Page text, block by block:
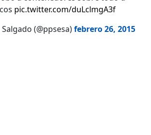
pic.twitter.com/duLclmgA3f
(@ppsesa)febrero 26, 2015